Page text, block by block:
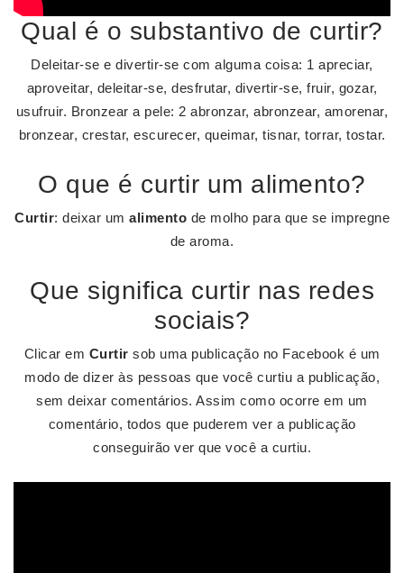
Qual é o substantivo de curtir?
Deleitar-se e divertir-se com alguma coisa: 1 apreciar,
aproveitar, deleitar-se, desfrutar, divertir-se, fruir, gozar,
usufruir. Bronzear a pele: 2 abronzar, abronzear, amorenar,
bronzear, crestar, escurecer, queimar, tisnar, torrar, tostar.
O que é curtir um alimento?
Curtir: deixar um alimento de molho para que se impregne
de aroma.
Que significa curtir nas redes
sociais?
Clicar em Curtir sob uma publicação no Facebook é um
modo de dizer às pessoas que você curtiu a publicação,
sem deixar comentários. Assim como ocorre em um
comentário, todos que puderem ver a publicação
conseguirão ver que você a curtiu.